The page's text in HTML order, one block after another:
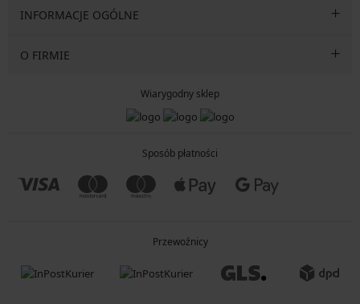
INFORMACJE OGÓLNE
O FIRMIE
Wiarygodny sklep
Sposób płatności
Przewoźnicy